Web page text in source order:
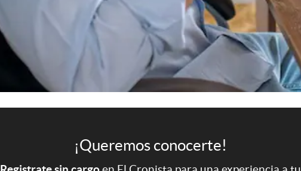
¡Queremos conocerte!